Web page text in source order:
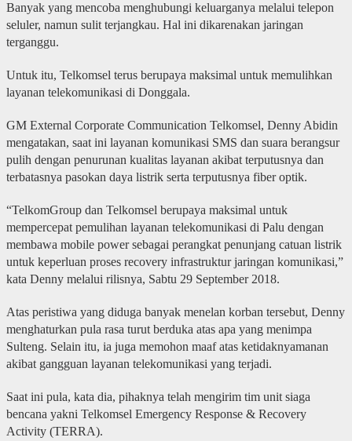
Banyak yang mencoba menghubungi keluarganya melalui telepon
seluler, namun sulit terjangkau. Hal ini dikarenakan jaringan
terganggu.
Untuk itu, Telkomsel terus berupaya maksimal untuk memulihkan
layanan telekomunikasi di Donggala.
GM External Corporate Communication Telkomsel, Denny Abidin
mengatakan, saat ini layanan komunikasi SMS dan suara berangsur
pulih dengan penurunan kualitas layanan akibat terputusnya dan
terbatasnya pasokan daya listrik serta terputusnya fiber optik.
“TelkomGroup dan Telkomsel berupaya maksimal untuk
mempercepat pemulihan layanan telekomunikasi di Palu dengan
membawa mobile power sebagai perangkat penunjang catuan listrik
untuk keperluan proses recovery infrastruktur jaringan komunikasi,”
kata Denny melalui rilisnya, Sabtu 29 September 2018.
Atas peristiwa yang diduga banyak menelan korban tersebut, Denny
menghaturkan pula rasa turut berduka atas apa yang menimpa
Sulteng. Selain itu, ia juga memohon maaf atas ketidaknyamanan
akibat gangguan layanan telekomunikasi yang terjadi.
Saat ini pula, kata dia, pihaknya telah mengirim tim unit siaga
bencana yakni Telkomsel Emergency Response & Recovery
Activity (TERRA).